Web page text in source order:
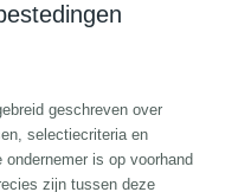
geschreven over
selectiecriteria en
is op voorhand
zijn tussen deze